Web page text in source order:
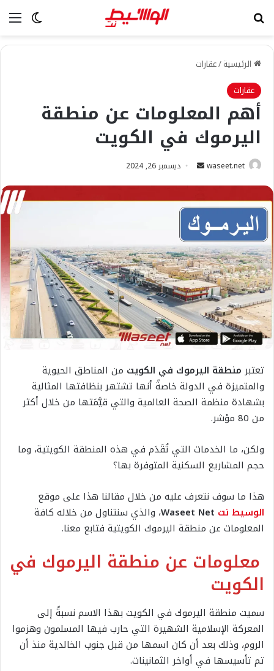
الرئيسية/عقارات
عقارات
أهم المعلومات عن منطقة
اليرموك في الكويت
waseet.net
أرسل ديسمبر 26, 2024
تعتبر منطقة اليرموك في الكويت من المناطق الحيوية
والمتميزة في الدولة خاصةً أنها تشتهر بنظافتها المثالية
بشهادة منظمة الصحة العالمية والتي قيَّمَتها من خلال أكثر
من 80 مؤشر.
ولكن، ما الخدمات التي تُقَدَم في هذه المنطقة الكويتية، وما
حجم المشاريع السكنية المتوفرة بها؟
هذا ما سوف نتعرف عليه من خلال مقالنا هذا على موقع
الوسيط نت
، والذي سنتناول من خلاله كافة
المعلومات عن منطقة اليرموك الكويتية فتابع معنا.
معلومات عن منطقة اليرموك في
الكويت
سميت منطقة اليرموك في الكويت بهذا الاسم نسبةً إلى
المعركة الإسلامية الشهيرة التي حارب فيها المسلمون وهزموا
الروم، وذلك بعد أن كان اسمها من قبل جنوب الخالدية منذ أن
تم تأسيسها في أواخر الثمانينات.